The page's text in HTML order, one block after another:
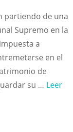
partiendo de una
Supremo en la
a
en el
de
su … Leer